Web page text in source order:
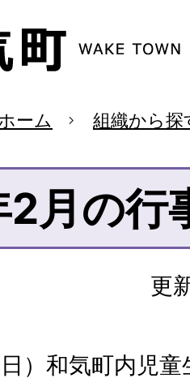
ーム 組織から探
月の行
更
）和気町内児